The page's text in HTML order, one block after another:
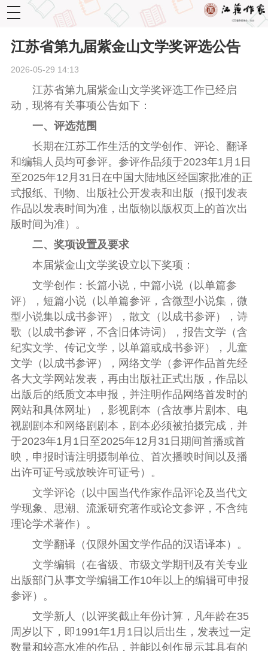
toggle
navigation
江苏省第九届紫金山文学奖评选公告
2026-05-29 14:13
江苏省第九届紫金山文学奖评选工作已经启
动 ，现将有关事项公告如下：
一、评选范围
长期在江苏工作生活的文学创作、评论、翻译
和编辑人员均可参评。 参评作品须于2023年1月1日
至2025年12月31日在中国大陆地区经国家批准的正
式报纸、刊物、出版社公开发表和出版（报刊发表
作品以发表时间为准，出版物以版权页上的首次出
版时间为准）。
二、奖项设置及要求
本届紫金山文学奖设立以下奖项：
文学创作： 长篇小说， 中篇小说（ 以单篇参
评） ， 短篇小说（ 以单篇参评， 含微型小说集 ， 微
型小说集以成书参评）， 散文 （以 成书参评）， 诗
歌 （以 成书参评，不含旧体诗词）， 报告文学 （含
纪实文学、 传记文学 ， 以单篇或成书参评）， 儿童
文学 （以 成书参评）， 网络文学 （参评作品首先经
各大文学 网站发表，再由出版社正式出版，作品以
出版 后的纸质文本申报，并注明作品网络首发时的
网站和具体网址）， 影视剧本 （含故事片剧本、 电
视剧剧本和网络剧剧本 ，剧本必须被拍摄完成，并
于2023年1月1日至2025年12月31日期间首播或首
映，申报时请注明摄制单位、首次播映时间以及播
出许可证号或放映许可证号）
。
文学评论 （以中国 当代作家作品评论及当代文
学现象、思潮、流派研究著作或论文参评，不含纯
理论学术著作）
。
文学翻译 （仅限外国文学作品的汉语译本 ）
。
文学编辑（在省级、市级文学期刊及有关专业
出版部门从事文学编辑工作10年以上的编辑可申报
参评）
。
文学新人
（ 以评奖截止年份计算， 凡年龄在35
周岁以下， 即1991年1月1日以后出生， 发表过一定
数量和较高水准的作品，并能以创作显示其具有的